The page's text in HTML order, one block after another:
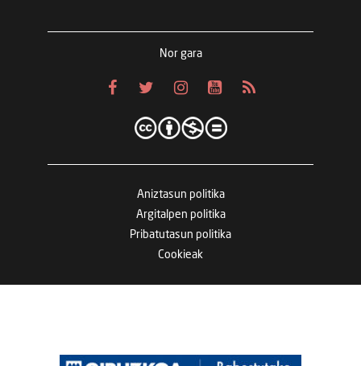
Nor gara
Aniztasun politika
Argitalpen politika
Pribatutasun politika
Cookieak